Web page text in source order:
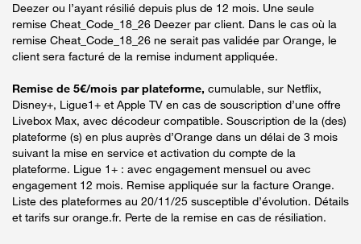
Deezer ou l’ayant résilié depuis plus de 12 mois. Une seule
remise Cheat_Code_18_26 Deezer par client. Dans le cas où la
remise Cheat_Code_18_26 ne serait pas validée par Orange, le
client sera facturé de la remise indument appliquée.
Remise de 5€/mois par plateforme, cumulable, sur Netflix,
Disney+, Ligue1+ et Apple TV en cas de souscription d’une offre
Livebox Max, avec décodeur compatible. Souscription de la (des)
plateforme (s) en plus auprès d’Orange dans un délai de 3 mois
suivant la mise en service et activation du compte de la
plateforme. Ligue 1+ : avec engagement mensuel ou avec
engagement 12 mois. Remise appliquée sur la facture Orange.
Liste des plateformes au 20/11/25 susceptible d’évolution. Détails
et tarifs sur orange.fr. Perte de la remise en cas de résiliation.